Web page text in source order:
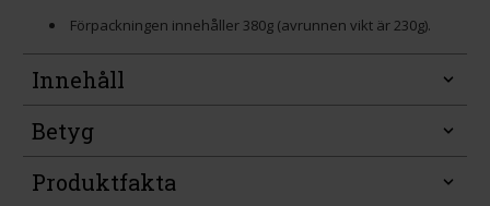
Förpackningen innehåller 380g (avrunnen vikt är 230g).
Innehåll
Betyg
Produktfakta